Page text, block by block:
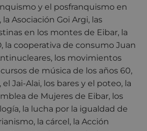
y el posfranquismo en
Asociación Goi Argi, las
en los montes de Eibar, la
la cooperativa de consumo Juan
los movimientos
de música de los años 60,
Jai-Alai, los bares y el poteo, la
de Mujeres de Eibar, los
la lucha por la igualdad de
la cárcel, la Acción